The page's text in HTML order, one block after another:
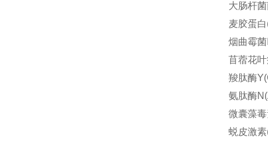
大肠杆
麦胶蛋
烟曲霉
苜蓿花
羧肽酶
氨肽酶
微囊藻
蜕皮激